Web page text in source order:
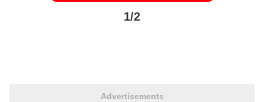
1/2
Advertisements